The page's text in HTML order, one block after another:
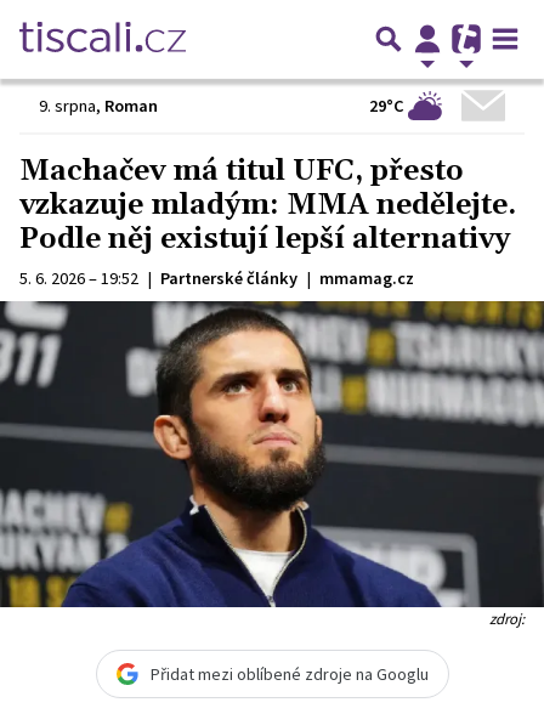
9. srpna, Roman 29°C
Machačev má titul UFC, přesto
vzkazuje mladým: MMA nedělejte.
Podle něj existují lepší alternativy
5. 6. 2026 – 19:52 | Partnerské články | mmamag.cz
zdroj:
Přidat mezi oblíbené zdroje na Googlu